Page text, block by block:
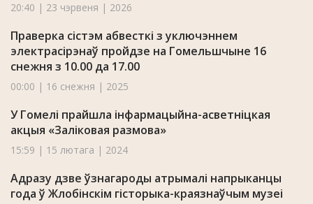
20:40 | 23 чэрвеня | 2026
Праверка сістэм абвесткі з уключэннем
электрасірэнаў пройдзе на Гомельшчыне 16
снежня з 10.00 да 17.00
00:00 | 16 снежня | 2025
У Гомелі прайшла інфармацыйна-асветніцкая
акцыя «Заліковая размова»
15:59 | 15 лютага | 2024
Адразу дзве ўзнагароды атрымалі напрыканцы
года ў Жлобінскім гісторыка-краязнаўчым музеі